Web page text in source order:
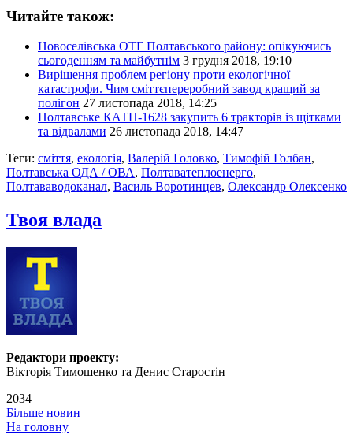
Читайте також:
Новоселівська ОТГ Полтавського району: опікуючись
сьогоденням та майбутнім 3 грудня 2018, 19:10
Вирішення проблем регіону проти екологічної
катастрофи. Чим сміттєпереробний завод кращий за
полігон 27 листопада 2018, 14:25
Полтавське КАТП-1628 закупить 6 тракторів із щітками
та відвалами 26 листопада 2018, 14:47
Теги: сміття, екологія, Валерій Головко, Тимофій Голбан,
Полтавська ОДА / ОВА, Полтаватеплоенерго,
Полтававодоканал, Василь Воротинцев, Олександр Олексенко
Твоя влада
Редактори проекту:
Вікторія Тимошенко та Денис Старостін
2034
Більше новин
На головну